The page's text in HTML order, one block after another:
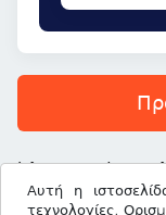
Αυτή η
τεχνολογίες.
Όλες οι τιμές